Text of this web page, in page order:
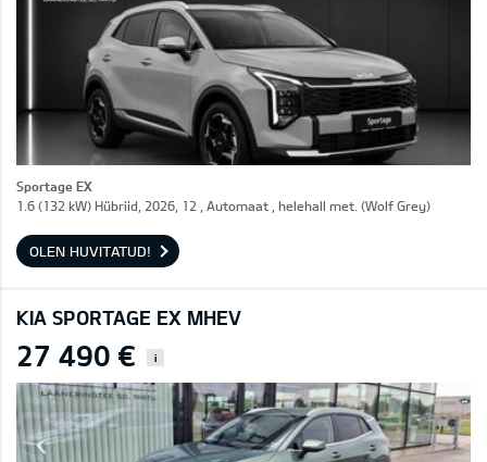
Sportage EX
1.6 (132 kW) Hübriid, 2026, 12 , Automaat , helehall met. (Wolf Grey)
OLEN HUVITATUD!
KIA SPORTAGE EX MHEV
27 490 € i